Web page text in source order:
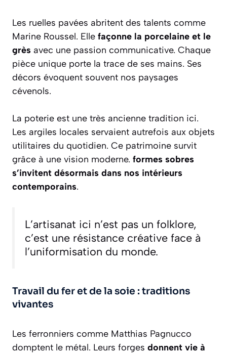
Les ruelles pavées abritent des talents comme
Marine Roussel. Elle façonne la porcelaine et le
grès avec une passion communicative. Chaque
pièce unique porte la trace de ses mains. Ses
décors évoquent souvent nos paysages
cévenols.
La poterie est une très ancienne tradition ici.
Les argiles locales servaient autrefois aux objets
utilitaires du quotidien. Ce patrimoine survit
grâce à une vision moderne. formes sobres
s’invitent désormais dans nos intérieurs
contemporains.
L’artisanat ici n’est pas un folklore,
c’est une résistance créative face à
l’uniformisation du monde.
Travail du fer et de la soie : traditions
vivantes
Les ferronniers comme Matthias Pagnucco
domptent le métal. Leurs forges donnent vie à